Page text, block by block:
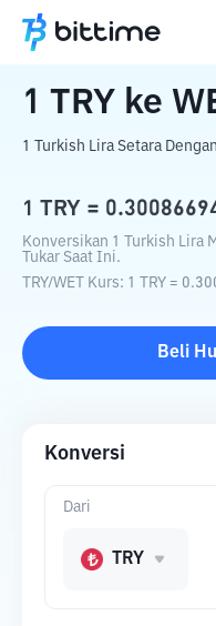
Beranda Konverter
1 TRY ke
1 Turkish Lira Setara
1 TRY =
Konversikan 1 Turkish Lira
Tukar Saat Ini.
TRY/WET Kurs: 1 TRY =
Beli
Konversi
Dari
TRY